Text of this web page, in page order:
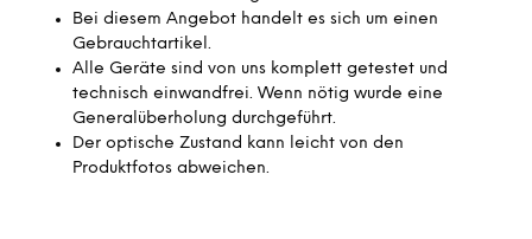
Bei diesem Angebot handelt es sich um einen
Gebrauchtartikel.
Alle Geräte sind von uns komplett getestet und
technisch einwandfrei. Wenn nötig wurde eine
Generalüberholung durchgeführt.
Der optische Zustand kann leicht von den
Produktfotos abweichen.